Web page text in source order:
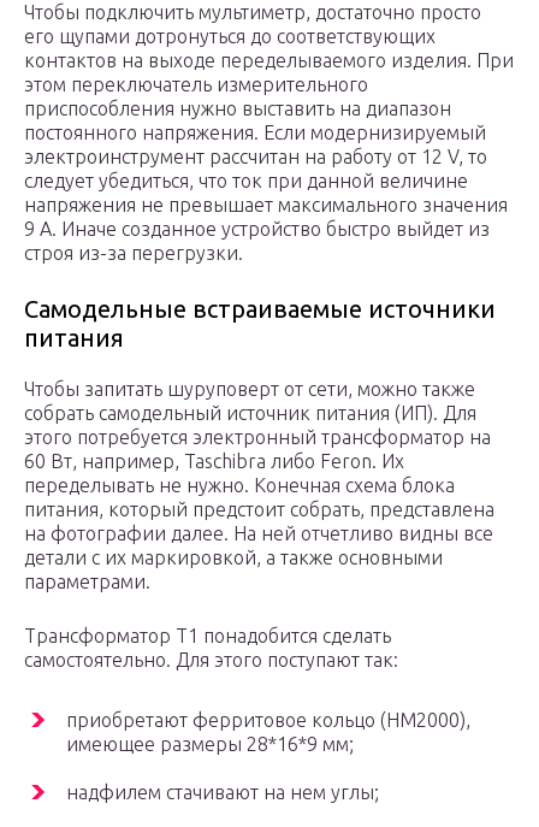
Чтобы подключить мультиметр, достаточно просто
его щупами дотронуться до соответствующих
контактов на выходе переделываемого изделия. При
этом переключатель измерительного
приспособления нужно выставить на диапазон
постоянного напряжения. Если модернизируемый
электроинструмент рассчитан на работу от 12 V, то
следует убедиться, что ток при данной величине
напряжения не превышает максимального значения
9 А. Иначе созданное устройство быстро выйдет из
строя из-за перегрузки.
Самодельные встраиваемые источники
питания
Чтобы запитать шуруповерт от сети, можно также
собрать самодельный источник питания (ИП). Для
этого потребуется электронный трансформатор на
60 Вт, например, Taschibra либо Feron. Их
переделывать не нужно. Конечная схема блока
питания, который предстоит собрать, представлена
на фотографии далее. На ней отчетливо видны все
детали с их маркировкой, а также основными
параметрами.
Трансформатор Т1 понадобится сделать
самостоятельно. Для этого поступают так:
приобретают ферритовое кольцо (НМ2000),
имеющее размеры 28*16*9 мм;
надфилем стачивают на нем углы;